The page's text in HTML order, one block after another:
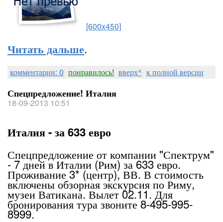
[600x450]
Читать дальше.
комментарии: 0 понравилось! вверх^ к полной версии
Спецпредложение! Италия
18-09-2013 10:51
Италия - за 633 евро
Спецпредложение от компании "Спектрум"
- 7 дней в Италии (Рим) за 633 евро.
Проживание 3* (центр), ВВ. В стоимость
включены обзорная экскурсия по Риму,
музеи Ватикана. Вылет 02.11. Для
бронирования тура звоните 8-495-995-
8999.